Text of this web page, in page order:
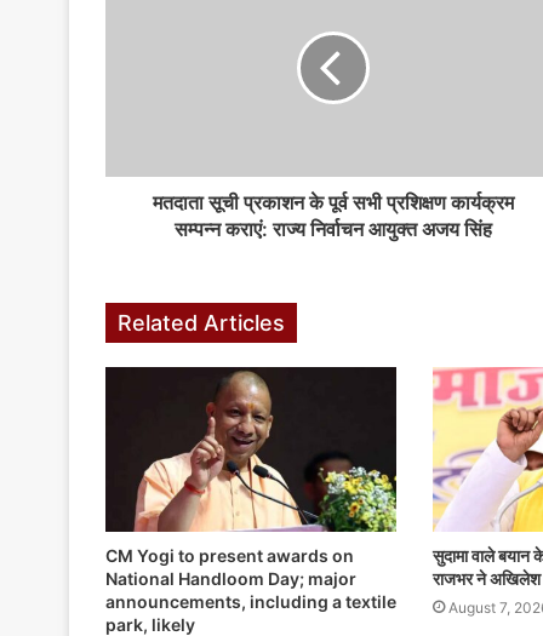
मतदाता सूची प्रकाशन के पूर्व सभी प्रशिक्षण कार्यक्रम
सम्पन्न कराएं: राज्य निर्वाचन आयुक्त अजय सिंह
Related Articles
CM Yogi to present awards on
National Handloom Day; major
announcements, including a textile
park, likely
सुदामा वाले बयान
राजभर ने अखिलेश
August 7,